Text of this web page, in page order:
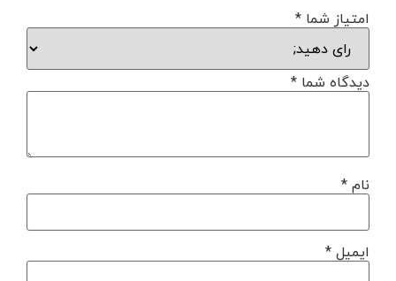
امتیاز شما *
دیدگاه شما *
نام*
ایمیل*